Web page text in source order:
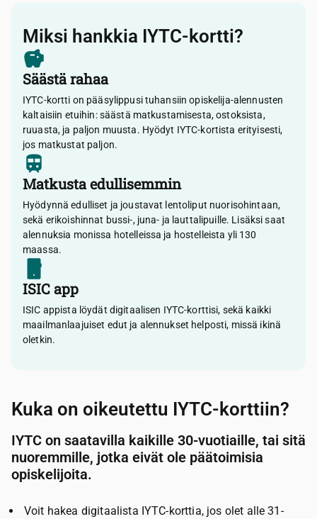
Miksi hankkia IYTC-kortti?
Säästä rahaa
IYTC-kortti on pääsylippusi tuhansiin opiskelija-alennusten
kaltaisiin etuihin: säästä matkustamisesta, ostoksista,
ruuasta, ja paljon muusta. Hyödyt IYTC-kortista erityisesti,
jos matkustat paljon.
Matkusta edullisemmin
Hyödynnä edulliset ja joustavat lentoliput nuorisohintaan,
sekä erikoishinnat bussi-, juna- ja lauttalipuille. Lisäksi saat
alennuksia monissa hotelleissa ja hostelleista yli 130
maassa.
ISIC app
ISIC appista löydät digitaalisen IYTC-korttisi, sekä kaikki
maailmanlaajuiset edut ja alennukset helposti, missä ikinä
oletkin.
Kuka on oikeutettu IYTC-korttiin?
IYTC on saatavilla kaikille 30-vuotiaille, tai sitä
nuoremmille, jotka eivät ole päätoimisia
opiskelijoita.
Voit hakea digitaalista IYTC-korttia, jos olet alle 31-